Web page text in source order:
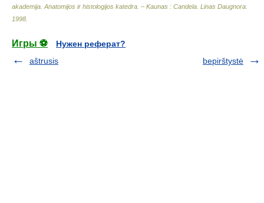
akademija. Anatomijos ir histologijos katedra. – Kaunas : Candela Linas Daugnora
1998
Игры ⚽
Нужен реферат?
aštrusis
bepirštystė